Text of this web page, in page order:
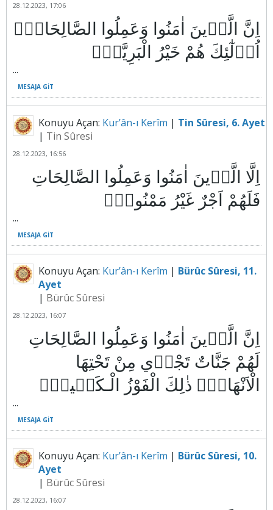
28.12.2023, 17:06
اِنَّ الَّذ۪ينَ اٰمَنُوا وَعَمِلُوا الصَّالِحَاتِۙ
...
MESAJA GIT
Konuyu Açan: Kur’ân-ı Kerîm | Tin Sûresi, 6. Ayet
| Tin Sûresi
28.12.2023, 16:56
اِلَّا الَّذ۪ينَ اٰمَنُوا وَعَمِلُوا الصَّالِحَاتِ
...
MESAJA GIT
Konuyu Açan: Kur’ân-ı Kerîm | Bürûc Sûresi, 11.
Ayet
| Bürûc Sûresi
28.12.2023, 16:07
اِنَّ الَّذ۪ينَ اٰمَنُوا وَعَمِلُوا الصَّالِحَاتِ
لَهُمْ جَنَّاتٌ تَجْر۪ي مِنْ تَحْتِهَا
...
MESAJA GIT
Konuyu Açan: Kur’ân-ı Kerîm | Bürûc Sûresi, 10.
Ayet
| Bürûc Sûresi
28.12.2023, 16:07